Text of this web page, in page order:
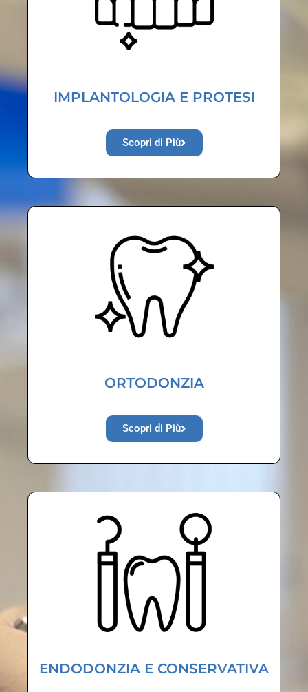
IMPLANTOLOGIA E PROTESI
Scopri di Più
ORTODONZIA
Scopri di Più
ENDODONZIA E CONSERVATIVA